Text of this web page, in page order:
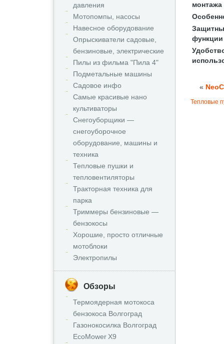
давления
Мотопомпы, насосы
Навесное оборудование
Опрыскиватели садовые,
бензиновые, электрические
Пилы из фильма "Пила 4"
Подметальные машины
Садовое инфо
Самые красивые нано
культиваторы
Снегоуборщики —
снегоуборочное
оборудование, машины и
техника
Тепловые пушки и
тепловентиляторы
Тракторная техника для
парка
Триммеры бензиновые —
бензокосы
Хорошие, просто отличные
мотоблоки
Электропилы
Обзоры
Термоядерная мотокоса
бензокоса Волгоград
Газонокосилка Волгоград
EcoMower X9
монтажа
функции
«
Тепловые